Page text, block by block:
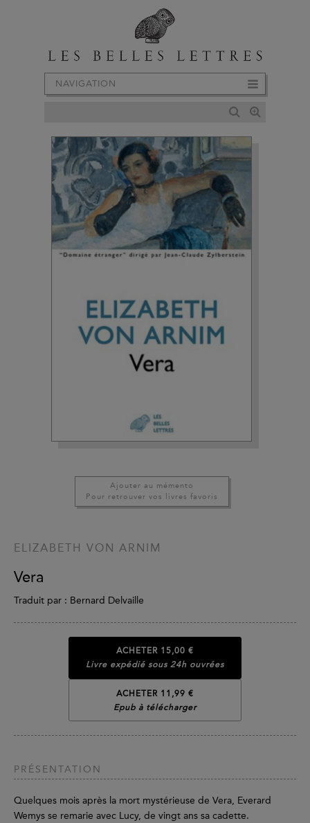
NAVIGATION
Ajouter au mémento
Pour retrouver vos livres favoris
ELIZABETH VON ARNIM
Vera
Traduit par : Bernard Delvaille
ACHETER 15,00 €
Livre expédié sous 24h ouvrées
ACHETER 11,99 €
Epub à télécharger
PRÉSENTATION
Quelques mois après la mort mystérieuse de Vera, Everard
Wemys se remarie avec Lucy, de vingt ans sa cadette.